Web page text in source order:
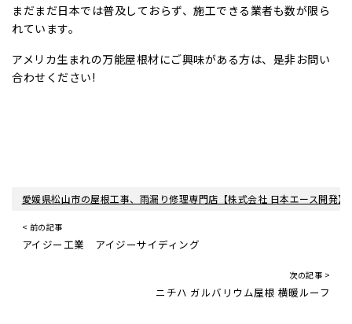
まだまだ日本では普及しておらず、施工できる業者も数が限ら
れています。
アメリカ生まれの万能屋根材にご興味がある方は、是非お問い
合わせください!
愛媛県松山市の屋根工事、雨漏り修理専門店【株式会社 日本エース開発】
< 前の記事
アイジー工業 アイジーサイディング
次の記事 >
ニチハ ガルバリウム屋根 横暖ルーフ